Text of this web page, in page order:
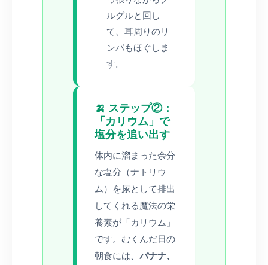
ルグルと回し
て、耳周りのリ
ンパもほぐしま
す。
🍌 ステップ②：
「カリウム」で
塩分を追い出す
体内に溜まった余分
な塩分（ナトリウ
ム）を尿として排出
してくれる魔法の栄
養素が「カリウム」
です。むくんだ日の
朝食には、 バナナ、